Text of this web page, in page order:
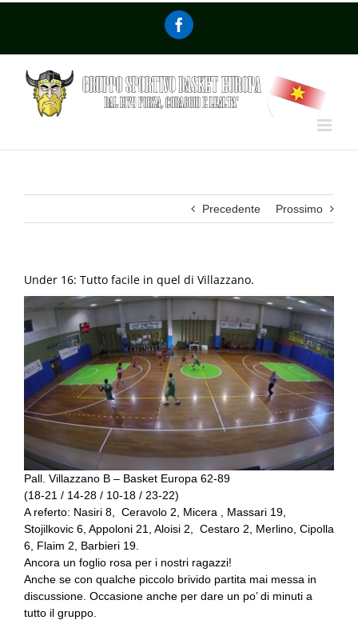
Precedente Prossimo
Under 16: Tutto facile in quel di Villazzano.
Pall. Villazzano B – Basket Europa 62-89
(18-21 / 14-28 / 10-18 / 23-22)
A referto: Nasiri 8, Ceravolo 2, Micera , Massari 19,
Stojilkovic 6, Appoloni 21, Aloisi 2, Cestaro 2, Merlino, Cipolla
6, Flaim 2, Barbieri 19.
Ancora un foglio rosa per i nostri ragazzi!
Anche se con qualche piccolo brivido partita mai messa in
discussione. Occasione anche per dare un po’ di minuti a
tutto il gruppo.